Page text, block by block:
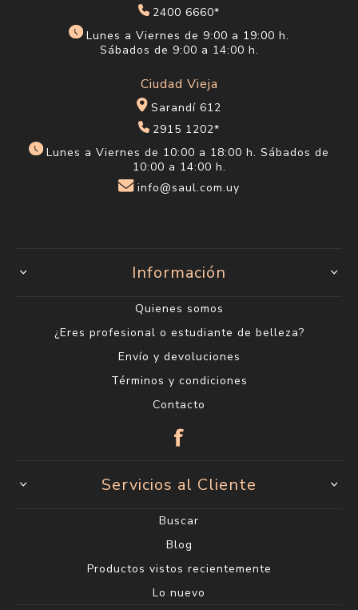
2400 6660*
Lunes a Viernes de 9:00 a 19:00 h.
Sábados de 9:00 a 14:00 h.
Ciudad Vieja
Sarandí 612
2915 1202*
Lunes a Viernes de 10:00 a 18:00 h. Sábados de
10:00 a 14:00 h.
info@saul.com.uy
Información
Quienes somos
¿Eres profesional o estudiante de belleza?
Envío y devoluciones
Términos y condiciones
Contacto
Servicios al Cliente
Buscar
Blog
Productos vistos recientemente
Lo nuevo